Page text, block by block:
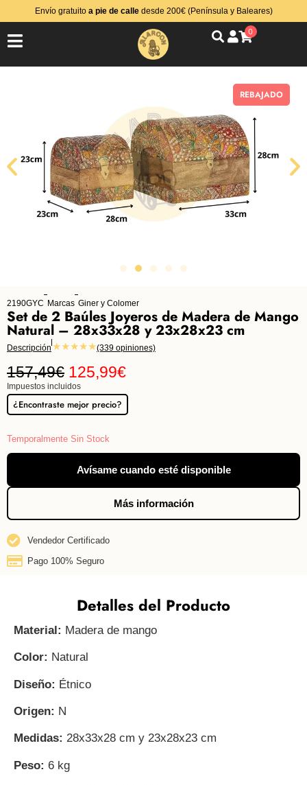
Envío gratuito a pie de calledesde 200€ (Península y Baleares)
0
REBAJADO
2190GYC Marcas Giner y Colomer
Set de 2 Baúles Joyeros de Madera de Mango
Natural – 28x33x28 y 23x28x23 cm
Descripción ★★★★★(339 opiniones)
157,49€ 125,99€
Impuestos incluidos
¿Encontraste mejor precio?
Temporalmente Sin Stock
Avísame cuando esté disponible
Más información
Vendedor Certificado
Pago 100% Seguro
Detalles del Producto
Material: Madera de mango
Color: Natural
Diseño: Étnico
Origen: N
Medidas: 28x33x28 cm y 23x28x23 cm
Peso: 6 kg